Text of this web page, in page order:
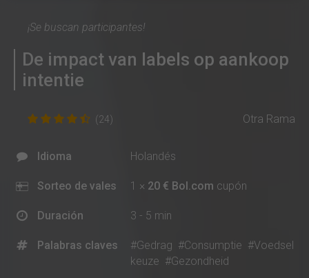
¡Se buscan participantes!
De impact van labels op aankoop
intentie
(24) Otra Rama
Idioma Holandés
Sorteo de vales 1 × 20 € Bol.com cupón
Duración 3 - 5 min
Palabras claves #Gedrag #Consumptie #Voedsel
keuze #Gezondheid